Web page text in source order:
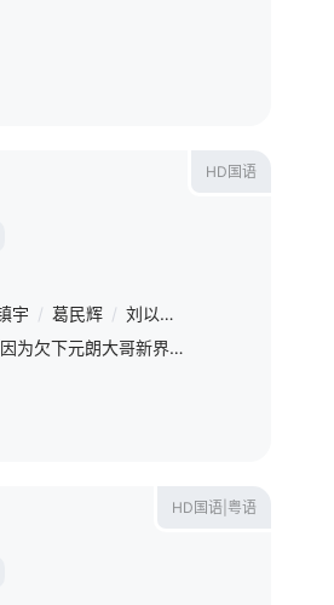
HD国语
宇 / 葛民辉 / 刘以达
佐敦（吴镇宇饰）因为欠下元朗大哥新界安（任达华饰）十多万赌债，被迫逃跑。而同一时刻，孤女Judy（吴君如饰）也带着行李离开丈夫，返回元朗。 佐敦好友嘉华（刘以达饰）在元朗遇见债主新界安，打电话给
HD国语|粤语